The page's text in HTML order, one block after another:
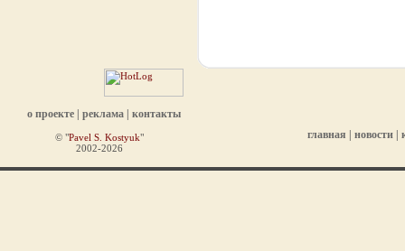
о проекте реклама контакты
© "Pavel S. Kostyuk"
2002-2026
главная новости